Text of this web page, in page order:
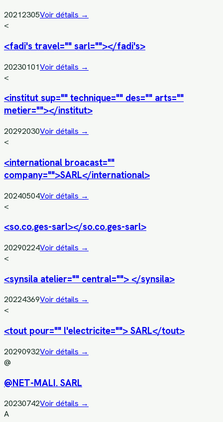
20212305Voir détails →
<
<fadi's travel="" sarl=""></fadi's>
20230101Voir détails →
<
<institut sup="" technique="" des="" arts=""
metier=""></institut>
20292030Voir détails →
<
<international broacast=""
company="">SARL</international>
20240504Voir détails →
<
<so.co.ges-sarl></so.co.ges-sarl>
20290224Voir détails →
<
<synsila atelier="" central=""> </synsila>
20224369Voir détails →
<
<tout pour="" l'electricite=""> SARL</tout>
20290932Voir détails →
@
@NET-MALI. SARL
20230742Voir détails →
A